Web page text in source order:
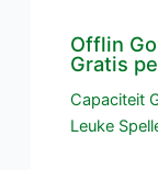
Offlin
Gratis
Capaciteit
Leuke